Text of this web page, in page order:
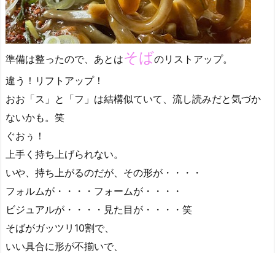
準備は整ったので、あとはそばのリストアップ。
違う！リフトアップ！
おお「ス」と「フ」は結構似ていて、流し読みだと気づか
ないかも。笑
ぐおぅ！
上手く持ち上げられない。
いや、持ち上がるのだが、その形が・・・・
フォルムが・・・・フォームが・・・・
ビジュアルが・・・・見た目が・・・・笑
そばがガッツリ10割で、
いい具合に形が不揃いで、